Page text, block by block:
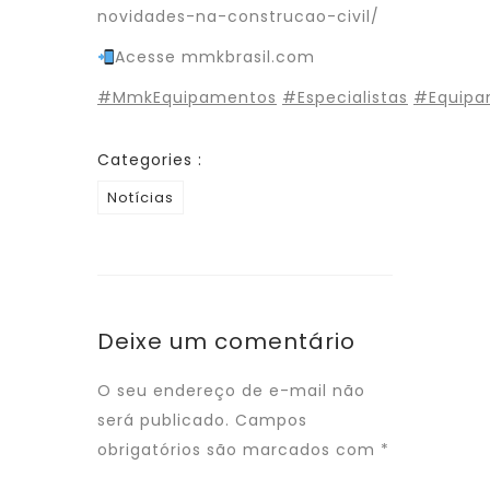
novidades-na-construcao-civil/
Acesse mmkbrasil.com
#MmkEquipamentos #Especialistas
Categories :
Notícias
Deixe um comentário
O seu endereço de e-mail não
será publicado. Campos
obrigatórios são marcados com *